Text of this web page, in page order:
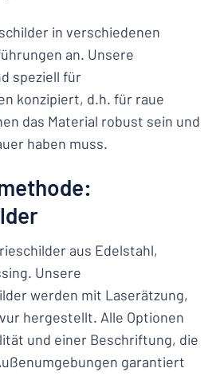
in verschiedenen
an. Unsere
speziell für
konzipiert, d.h. für raue
das Material robust sein und
haben muss.
aus Edelstahl,
Unsere
werden mit Laserätzung,
hergestellt. Alle Optionen
und einer Beschriftung, die
garantiert